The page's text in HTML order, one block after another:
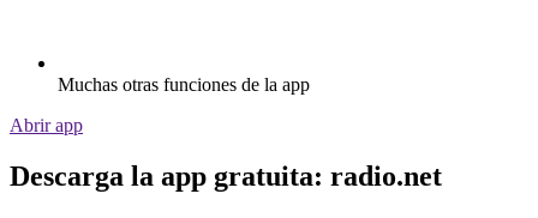
Muchas otras funciones de la app
Abrir app
Descarga la app gratuita: radio.net